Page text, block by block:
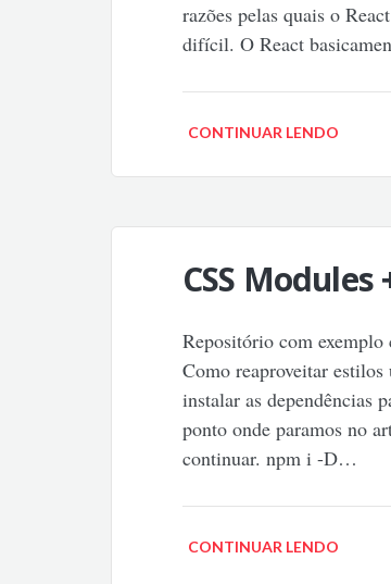
razões pelas quais o
difícil. O React
CONTINUAR LENDO
CSS
Repositório com
Como reaproveitar
instalar as dependências
ponto onde paramos no
continuar. npm i -D…
CONTINUAR LENDO